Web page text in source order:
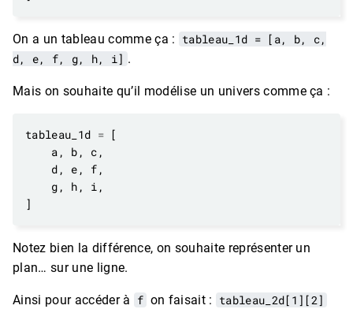
On a un tableau comme ça : tableau_1d = [a, b, c,
d, e, f, g, h, i] .
Mais on souhaite qu’il modélise un univers comme ça :
tableau_1d =
Notez bien la différence, on souhaite représenter un
plan… sur une ligne.
Ainsi pour accéder à f on faisait : tableau_2d[1][2]